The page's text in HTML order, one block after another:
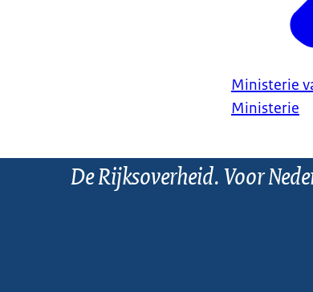
Ministerie
Ministerie
De Rijksoverheid. Voor